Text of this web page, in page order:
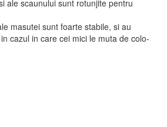
ale scaunului sunt rotunjite pentru
masutei sunt foarte stabile, si au
cazul in care cei mici le muta de colo-